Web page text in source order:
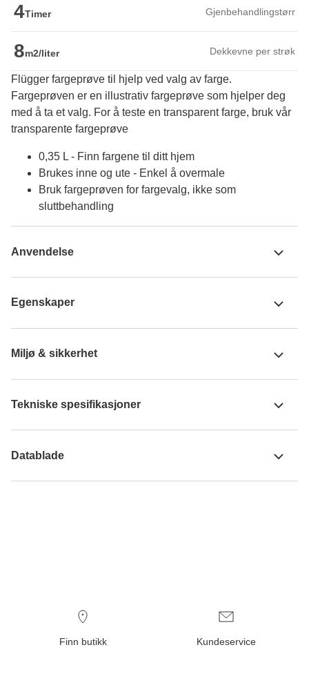
4Timer Gjenbehandlingstørr
8m2/liter Dekkevne per strøk
Flügger fargeprøve til hjelp ved valg av farge.
Fargeprøven er en illustrativ fargeprøve som hjelper deg
med å ta et valg. For å teste en transparent farge, bruk vår
transparente fargeprøve
0,35 L - Finn fargene til ditt hjem
Brukes inne og ute - Enkel å overmale
Bruk fargeprøven for fargevalg, ikke som
sluttbehandling
Anvendelse
Egenskaper
Miljø & sikkerhet
Tekniske spesifikasjoner
Datablade
Finn butikk Kundeservice